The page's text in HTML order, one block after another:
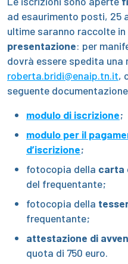
ad esaurimento posti, 25
ultime saranno raccolte in
presentazione: per
dovrà essere spedita una
roberta.bridi@enaip.tn.it,
seguente
modulo di iscrizione;
modulo per il
d’iscrizione;
fotocopia della carta
del frequentante;
fotocopia della
frequentante;
attestazione di
quota di 750 euro.